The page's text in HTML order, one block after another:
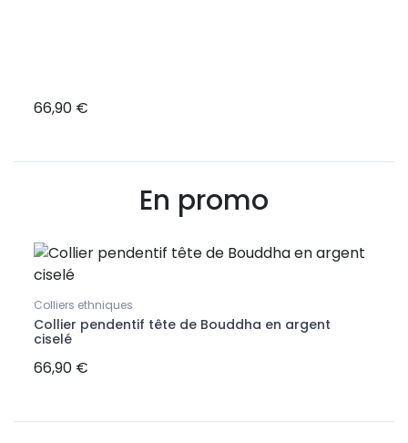
66,90 €
En promo
Colliers ethniques
Collier pendentif tête de Bouddha en argent
ciselé
66,90 €